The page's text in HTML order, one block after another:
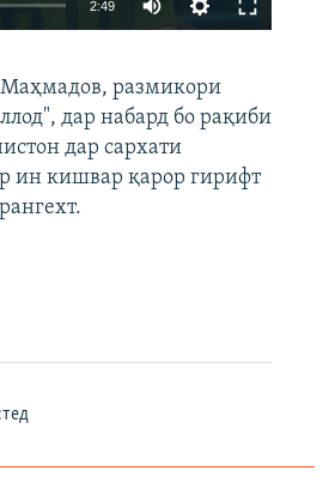
360p 480p
1080p
2:49
360p
480p
размикори
дар набард бо рақиби
дар сархати
ин кишвар қарор гирифт